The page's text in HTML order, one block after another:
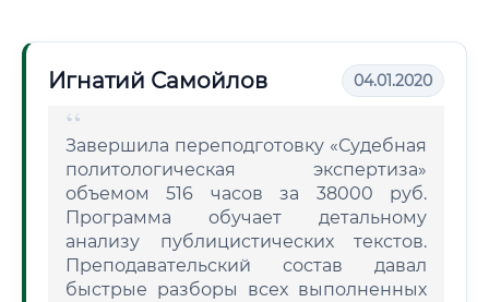
Игнатий Самойлов 04.01.2020
Завершила переподготовку «Судебная
политологическая экспертиза»
объемом 516 часов за 38000 руб.
Программа обучает детальному
анализу публицистических текстов.
Преподавательский состав давал
быстрые разборы всех выполненных